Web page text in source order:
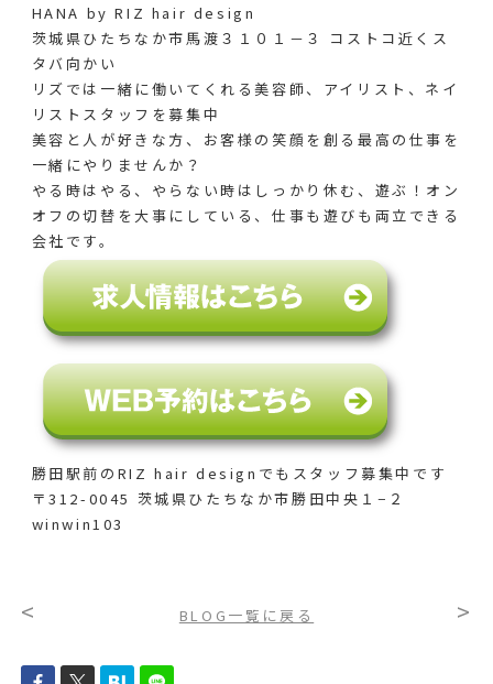
HANA by RIZ hair design
茨城県ひたちなか市馬渡３１０１－３ コストコ近くス
タバ向かい
リズでは一緒に働いてくれる美容師、アイリスト、ネイ
リストスタッフを募集中
美容と人が好きな方、お客様の笑顔を創る最高の仕事を
一緒にやりませんか？
やる時はやる、やらない時はしっかり休む、遊ぶ！オン
オフの切替を大事にしている、仕事も遊びも両立できる
会社です。
勝田駅前のRIZ hair designでも スタッフ募集中です
〒312-0045 茨城県ひたちなか市勝田中央１−２
winwin103
< BLOG一覧に戻る >